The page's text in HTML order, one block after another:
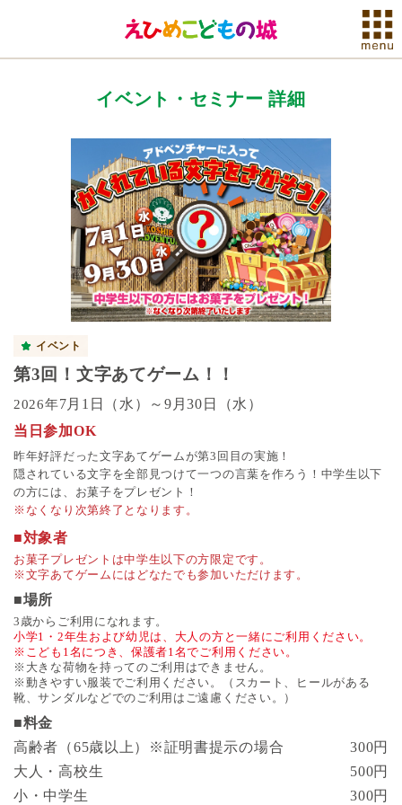
イベント・セミナー 詳細
イベント
第3回！文字あてゲーム！！
2026年7月1日（水）～9月30日（水）
当日参加OK
昨年好評だった文字あてゲームが第3回目の実施！
隠されている文字を全部見つけて一つの言葉を作ろう！中学生以下
の方には、お菓子をプレゼント！
※なくなり次第終了となります。
■対象者
お菓子プレゼントは中学生以下の方限定です。
※文字あてゲームにはどなたでも参加いただけます。
■場所
3歳からご利用になれます。
小学1・2年生および幼児は、大人の方と一緒にご利用ください。
※こども1名につき、保護者1名でご利用ください。
※大きな荷物を持ってのご利用はできません。
※動きやすい服装でご利用ください。（スカート、ヒールがある
靴、サンダルなどでのご利用はご遠慮ください。）
■料金
高齢者（65歳以上）※証明書提示の場合
300円
大人・高校生
500円
小・中学生
300円